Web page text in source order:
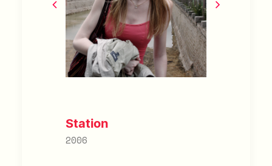
Station
2006